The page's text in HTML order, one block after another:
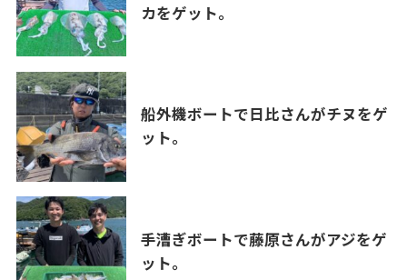
カをゲット。
船外機ボートで日比さんがチヌをゲ
ット。
手漕ぎボートで藤原さんがアジをゲ
ット。